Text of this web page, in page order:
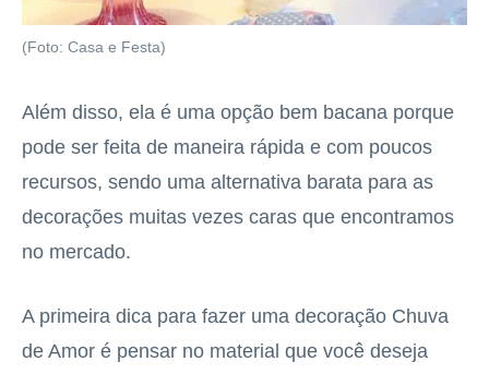
(Foto: Casa e Festa)
Além disso, ela é uma opção bem bacana porque
pode ser feita de maneira rápida e com poucos
recursos, sendo uma alternativa barata para as
decorações muitas vezes caras que encontramos
no mercado.
A primeira dica para fazer uma decoração Chuva
de Amor é pensar no material que você deseja